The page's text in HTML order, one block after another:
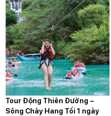
Tour Động Thiên Đường –
Sông Chày Hang Tối 1 ngày